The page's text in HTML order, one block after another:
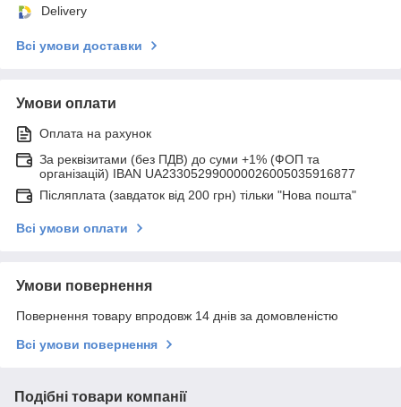
Delivery
Всі умови доставки
Умови оплати
Оплата на рахунок
За реквізитами (без ПДВ) до суми +1% (ФОП та
організацій) IBAN UA233052990000026005035916877
Післяплата (завдаток від 200 грн) тільки "Нова пошта"
Всі умови оплати
Умови повернення
Повернення товару впродовж 14 днів за домовленістю
Всі умови повернення
Подібні товари компанії